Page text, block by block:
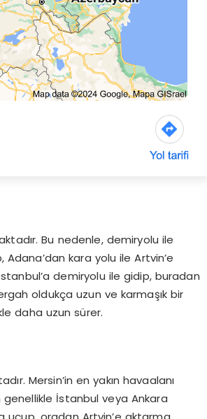
Bu nedenle, demiryolu ile
kara yolu ile Artvin’e
demiryolu ile gidip, buradan
oldukça uzun ve karmaşık bir
daha uzun sürer.
Mersin’in en yakın havaalanı
genellikle İstanbul veya Ankara